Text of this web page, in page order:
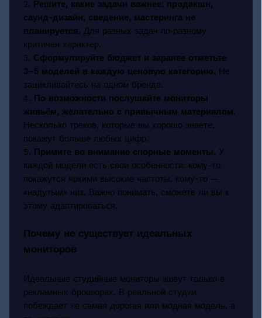
2. Решите, какие задачи важнее: продакшн,
саунд-дизайн, сведение, мастеринга не
планируется. Для разных задач по‑разному
критичен характер.
3. Сформулируйте бюджет и заранее отметьте
3–5 моделей в каждую ценовую категорию. Не
зацикливайтесь на одном бренде.
4. По возможности послушайте мониторы
живьём, желательно с привычным материалом.
Несколько треков, которые вы хорошо знаете,
покажут больше любых цифр.
5. Примите во внимание спорные моменты. У
каждой модели есть свои особенности: кому-то
покажутся яркими высокие частоты, кому-то —
«надутым» низ. Важно понимать, сможете ли вы к
этому адаптироваться.
Почему не существует идеальных
мониторов
Идеальные студийные мониторы живут только в
рекламных брошюрах. В реальной студии
побеждает не самая дорогая или модная модель, а